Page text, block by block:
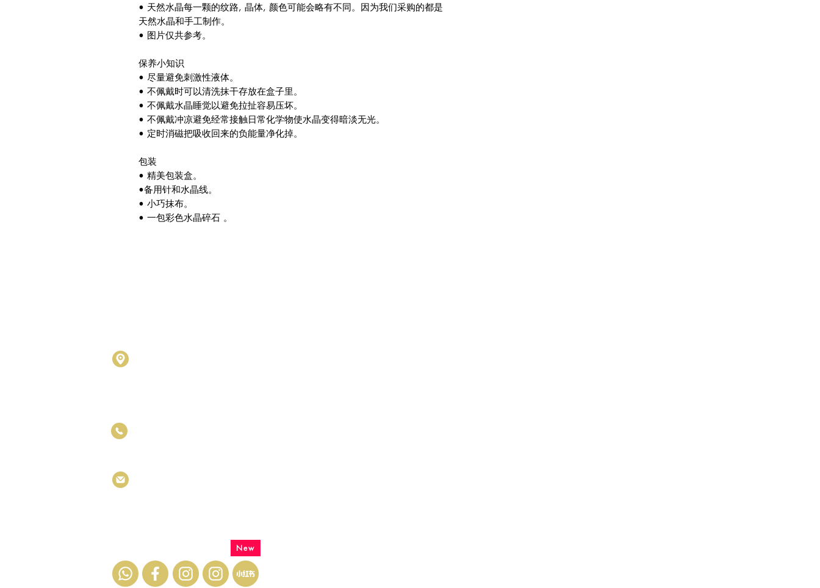
• 天然水晶每一颗的纹路, 晶体, 颜色可能会略有不同。因为我们采购的都是
天然水晶和手工制作。
• 图片仅共参考。
保养小知识
• 尽量避免刺激性液体。
• 不佩戴时可以清洗抹干存放在盒子里。
• 不佩戴水晶睡觉以避免拉扯容易压坏。
• 不佩戴冲凉避免经常接触日常化学物使水晶变得暗淡无光。
• 定时消磁把吸收回来的负能量净化掉。
包装
• 精美包装盒。
•备用针和水晶线。
• 小巧抹布。
• 一包彩色水晶碎石 。
New